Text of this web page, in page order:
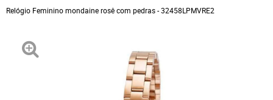
Relógio Feminino mondaine rosê com pedras - 32458LPMVRE2